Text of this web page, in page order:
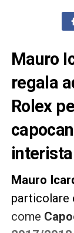
Mauro
regala
Rolex
Mauro
particolare
come